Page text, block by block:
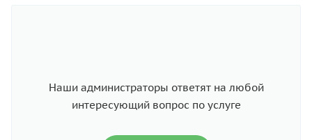
Наши администраторы ответят на любой
интересующий вопрос по услуге